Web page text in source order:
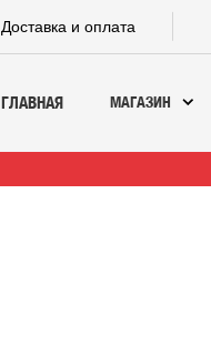
Доставка и оплата
ГЛАВНАЯ МАГАЗИН